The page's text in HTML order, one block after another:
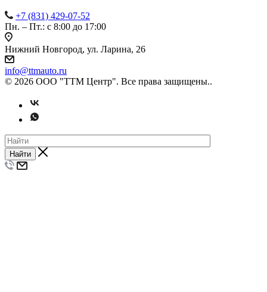
+7 (831) 429-07-52
Пн. – Пт.: с 8:00 до 17:00
Нижний Новгород, ул. Ларина, 26
info@ttmauto.ru
© 2026 ООО "ТТМ Центр". Все права защищены..
Найти